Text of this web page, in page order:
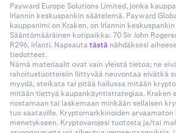
Payward Europe Solutions Limited, jonka
Irlannin keskuspankin säätelemä. Payward
kauppanimi on Kraken, on Irlannin
Sääntömääräinen kotipaikka: 70 Sir John
R296, Irlanti. Napsautatästä nähdäksesi
tiedotteet.
Nämä materiaalit ovat vain yleistä tietoa; ne
rahoitustuotteisiin liittyvää neuvontaa eivätkä
myydä, steikata tai pitää hallussa mitään
mitään tiettyä kaupankäyntistrategiaa. Kraken
nostamaan tai laskemaan minkään sellaisen
tuo saataville. Kryptomarkkinoiden arvaamaton
menetykseen. Kryptovarojesi tuotosta ja/tai